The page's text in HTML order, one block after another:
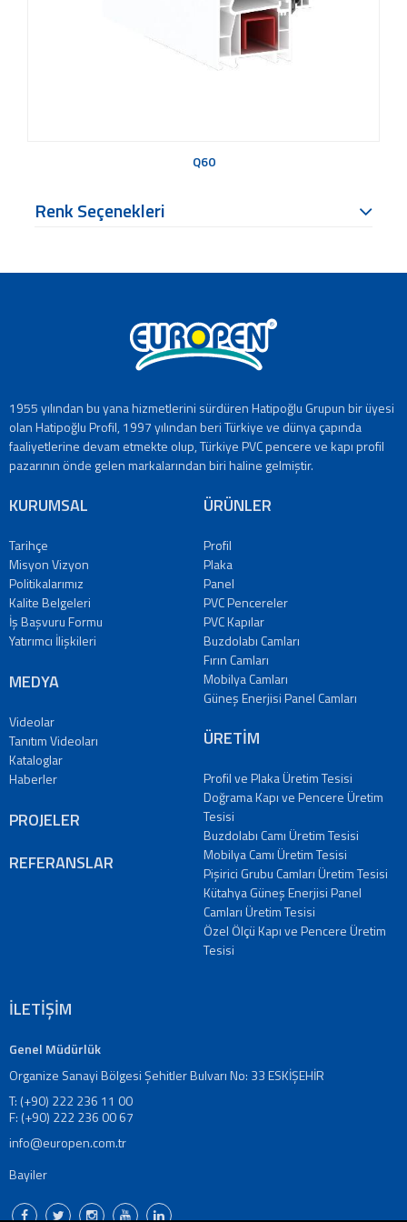
Q60
Renk Seçenekleri
1955 yılından bu yana hizmetlerini sürdüren Hatipoğlu Grupun bir üyesi
olan Hatipoğlu Profil, 1997 yılından beri Türkiye ve dünya çapında
faaliyetlerine devam etmekte olup, Türkiye PVC pencere ve kapı profil
pazarının önde gelen markalarından biri haline gelmiştir.
KURUMSAL
Tarihçe
Misyon Vizyon
Politikalarımız
Kalite Belgeleri
İş Başvuru Formu
Yatırımcı İlişkileri
MEDYA
Videolar
Tanıtım Videoları
Kataloglar
Haberler
PROJELER
REFERANSLAR
ÜRÜNLER
Profil
Plaka
Panel
PVC Pencereler
PVC Kapılar
Buzdolabı Camları
Fırın Camları
Mobilya Camları
Güneş Enerjisi Panel Camları
ÜRETİM
Profil ve Plaka Üretim Tesisi
Doğrama Kapı ve Pencere Üretim
Tesisi
Buzdolabı Camı Üretim Tesisi
Mobilya Camı Üretim Tesisi
Pişirici Grubu Camları Üretim Tesisi
Kütahya Güneş Enerjisi Panel
Camları Üretim Tesisi
Özel Ölçü Kapı ve Pencere Üretim
Tesisi
İLETİŞİM
Genel Müdürlük
Organize Sanayi Bölgesi Şehitler Bulvarı No: 33 ESKİŞEHİR
T: (+90) 222 236 11 00
F: (+90) 222 236 00 67
info@europen.com.tr
Bayiler